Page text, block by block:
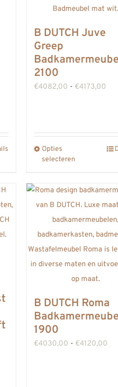
B DUTCH Juve
Greep
2100
€4082,00 - €4173,00
Opties
selecteren
meerdere
variaties.
Deze
optie
kan
gekozen
worden
op
de
B DUTCH Roma
1900
€4030,00 - €4120,00